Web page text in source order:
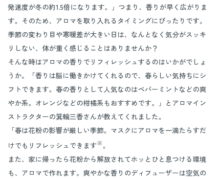
発速度が冬の約1.5倍になります。」つまり、香りが早く広がりま
す。そのため、アロマを取り入れるタイミングにぴったりです。
季節の変わり目や寒暖差が大きい日は、なんとなく気分がスッキ
リしない、体が重く感じることはありませんか？
そんな時はアロマの香りでリフィレッシュするのはいかがでしょ
うか。「香りは脳に働きかけてくれるので、春らしい気持ちにシ
フトできます。春の香りとして人気なのはペパーミントなどの爽
やか系。オレンジなどの柑橘系もおすすめです。」とアロマイン
ストラクターの箕輪三香さんが教えてくれました。
「春は花粉の影響が厳しい季節。マスクにアロマを一滴たらすだ
けでもリフレッシュできます※。
また、家に帰ったら花粉から解放されてホッとひと息つける環境
も、アロマで作れます。爽やかな香りのディフューザーは空気の